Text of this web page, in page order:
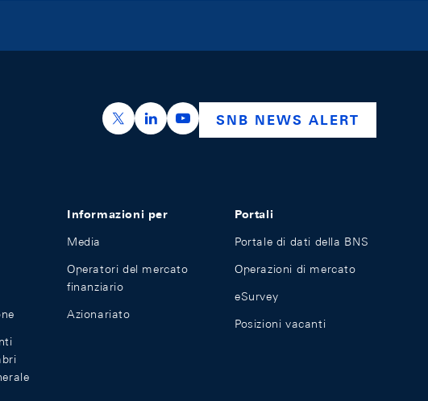
https://x.com/snb_bns
https://ch.linkedin.com/company/swiss-
https://www.youtube.com/
SNB NEWS ALERT
Informazioni per
Media
Operatori del mercato
finanziario
Azionariato
Portali
Portale di dati della BNS
Operazioni di mercato
eSurvey
Posizioni vacanti